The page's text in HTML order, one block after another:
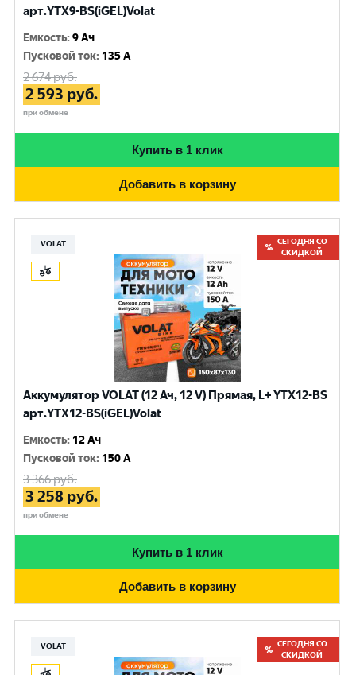
арт.YTX9-BS(iGEL)Volat
Емкость:9 Ач
Пусковой ток: 135 A
2 674руб.
2 593 руб.
при обмене
Купить в 1 клик
Добавить в корзину
VOLAT
СЕГОДНЯ СО
СКИДКОЙ
Аккумулятор VOLAT (12 Ач, 12 V) Прямая, L+ YTX12-BS
арт.YTX12-BS(iGEL)Volat
Емкость: 12 Ач
Пусковой ток: 150 A
3 366руб.
3 258 руб.
при обмене
Купить в 1 клик
Добавить в корзину
VOLAT
СЕГОДНЯ СО
СКИДКОЙ